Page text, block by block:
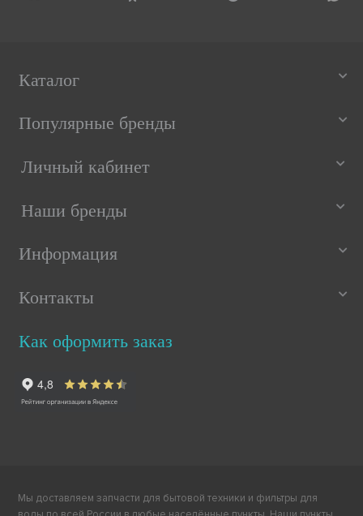
Каталог
Популярные бренды
Личный кабинет
Наши бренды
Информация
Контакты
Как оформить заказ
Мы доставляем запчасти для бытовой техники и фильтры для